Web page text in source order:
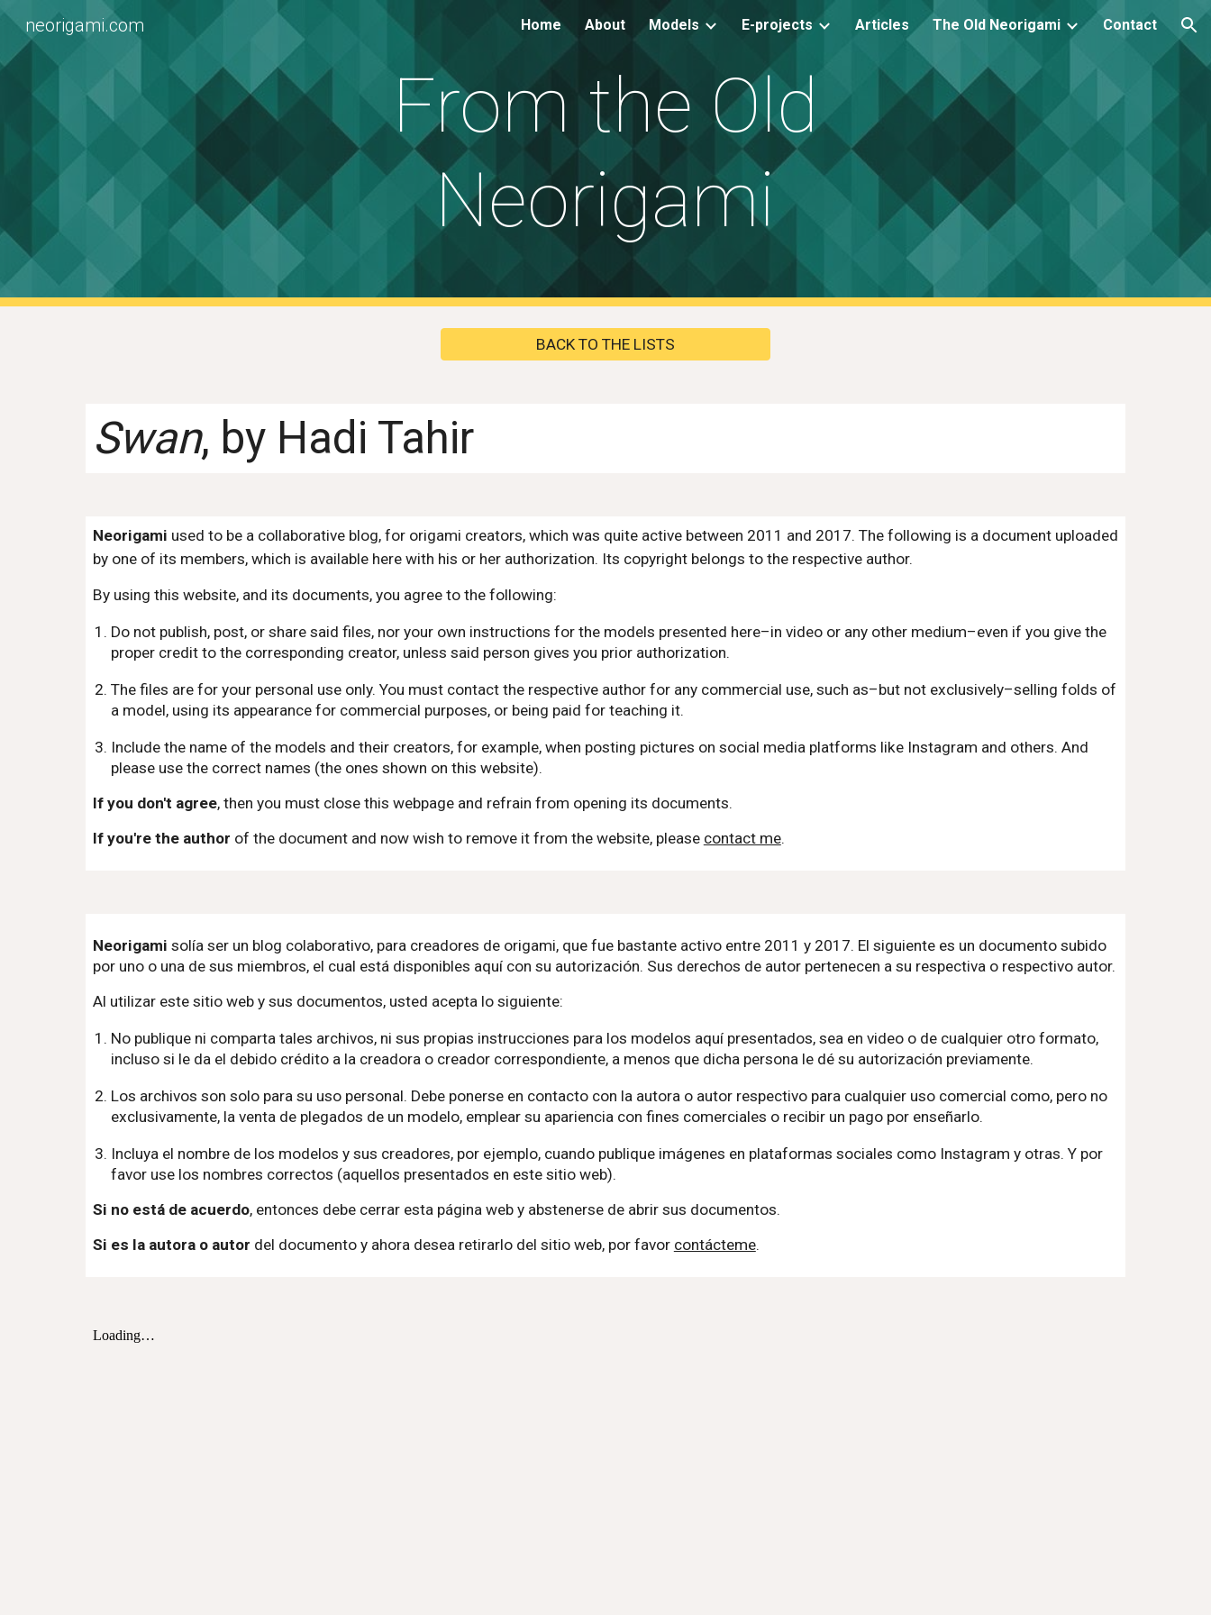
Skip to main content Skip to navigation
neorigami.com Home About Models E-projects Articles The Old Neorigami Contact
From the Old
Neorigami
BACK TO THE LISTS
Swan, by Hadi Tahir
Neorigami used to be a collaborative blog, for origami creators, which was quite active between 2011 and 2017. The following is a document uploaded
by one of its members, which is available here with his or her authorization. Its copyright belongs to the respective author.
By using this website, and its documents, you agree to the following:
Do not publish, post, or share said files, nor your own instructions for the models presented here–in video or any other medium–even if you give the
proper credit to the corresponding creator, unless said person gives you prior authorization.
The files are for your personal use only. You must contact the respective author for any commercial use, such as–but not exclusively–selling folds of
a model, using its appearance for commercial purposes, or being paid for teaching it.
Include the name of the models and their creators, for example, when posting pictures on social media platforms like Instagram and others. And
please use the correct names (the ones shown on this website).
If you don't agree, then you must close this webpage and refrain from opening its documents.
If you're the author of the document and now wish to remove it from the website, please contact me.
Neorigami solía ser un blog colaborativo, para creadores de origami, que fue bastante activo entre 2011 y 2017. El siguiente es un documento subido
por uno o una de sus miembros, el cual está disponibles aquí con su autorización. Sus derechos de autor pertenecen a su respectiva o respectivo autor.
Al utilizar este sitio web y sus documentos, usted acepta lo siguiente:
No publique ni comparta tales archivos, ni sus propias instrucciones para los modelos aquí presentados, sea en video o de cualquier otro formato,
incluso si le da el debido crédito a la creadora o creador correspondiente, a menos que dicha persona le dé su autorización previamente.
Los archivos son solo para su uso personal. Debe ponerse en contacto con la autora o autor respectivo para cualquier uso comercial como, pero no
exclusivamente, la venta de plegados de un modelo, emplear su apariencia con fines comerciales o recibir un pago por enseñarlo.
Incluya el nombre de los modelos y sus creadores, por ejemplo, cuando publique imágenes en plataformas sociales como Instagram y otras. Y por
favor use los nombres correctos (aquellos presentados en este sitio web).
Si no está de acuerdo, entonces debe cerrar esta página web y abstenerse de abrir sus documentos.
Si es la autora o autor del documento y ahora desea retirarlo del sitio web, por favor contácteme.